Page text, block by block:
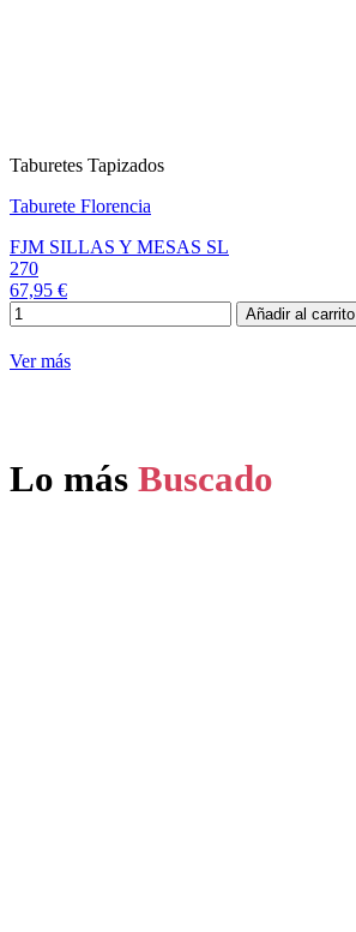
Taburetes Tapizados
Taburete Florencia
FJM SILLAS Y MESAS SL
270
67,95 €
Añadir al carrito
Ver más
Lo más Buscado